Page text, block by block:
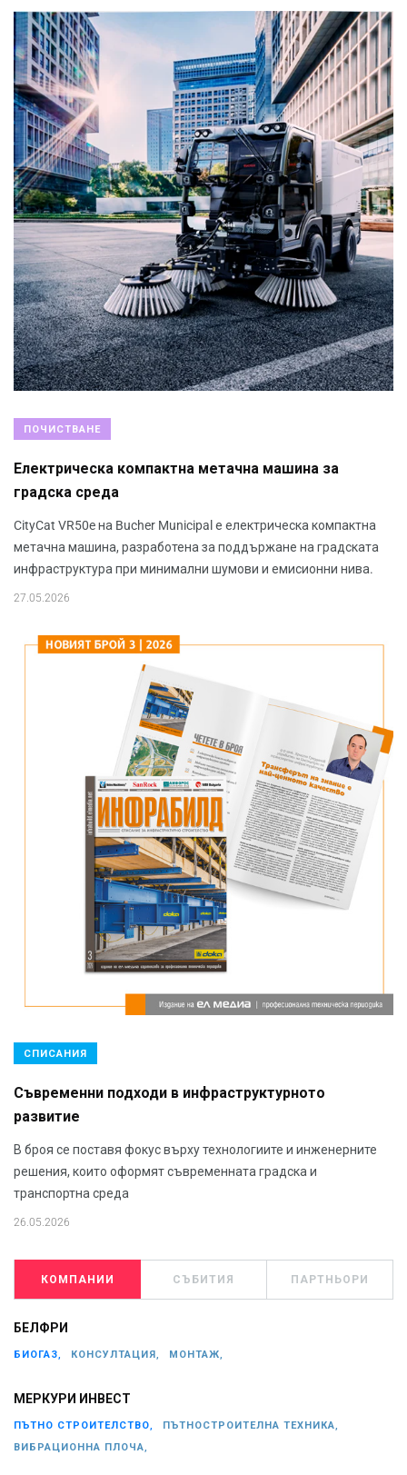
ПОЧИСТВАНЕ
Електрическа компактна метачна машина за
градска среда
CityCat VR50e на Bucher Municipal е електрическа компактна
метачна машина, разработена за поддържане на градската
инфраструктура при минимални шумови и емисионни нива.
27.05.2026
СПИСАНИЯ
Съвременни подходи в инфраструктурното
развитие
В броя се поставя фокус върху технологиите и инженерните
решения, които оформят съвременната градска и
транспортна среда
26.05.2026
КОМПАНИИ СЪБИТИЯ ПАРТНЬОРИ
БЕЛФРИ
БИОГАЗ, КОНСУЛТАЦИЯ, МОНТАЖ,
МЕРКУРИ ИНВЕСТ
ПЪТНО СТРОИТЕЛСТВО,
ПЪТНОСТРОИТЕЛНА ТЕХНИКА,
ВИБРАЦИОННА ПЛОЧА,